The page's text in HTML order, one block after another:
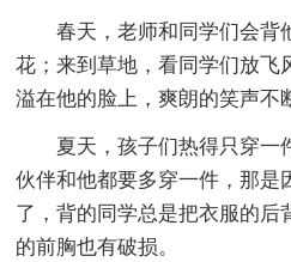
春天，老师和同学们会背
花；来到草地，看同学们放飞
溢在他的脸上，爽朗的笑声不
夏天，孩子们热得只穿一
伙伴和他都要多穿一件，那是
了，背的同学总是把衣服的后
的前胸也有破损。